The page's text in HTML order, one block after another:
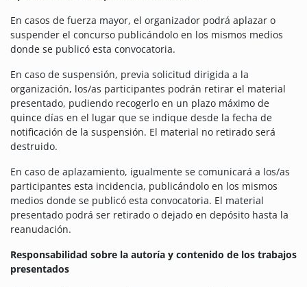
En casos de fuerza mayor, el organizador podrá aplazar o
suspender el concurso publicándolo en los mismos medios
donde se publicó esta convocatoria.
En caso de suspensión, previa solicitud dirigida a la
organización, los/as participantes podrán retirar el material
presentado, pudiendo recogerlo en un plazo máximo de
quince días en el lugar que se indique desde la fecha de
notificación de la suspensión. El material no retirado será
destruido.
En caso de aplazamiento, igualmente se comunicará a los/as
participantes esta incidencia, publicándolo en los mismos
medios donde se publicó esta convocatoria. El material
presentado podrá ser retirado o dejado en depósito hasta la
reanudación.
Responsabilidad sobre la autoría y contenido de los trabajos
presentados